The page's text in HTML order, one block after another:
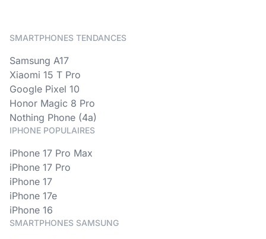
SMARTPHONES TENDANCES
Samsung A17
Xiaomi 15 T Pro
Google Pixel 10
Honor Magic 8 Pro
Nothing Phone (4a)
IPHONE POPULAIRES
iPhone 17 Pro Max
iPhone 17 Pro
iPhone 17
iPhone 17e
iPhone 16
SMARTPHONES SAMSUNG